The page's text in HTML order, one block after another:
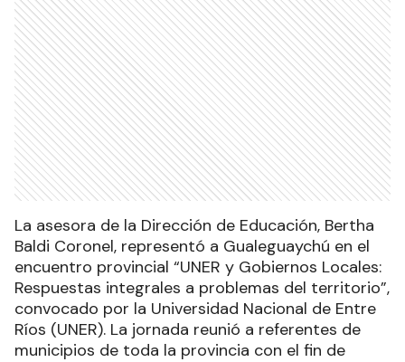
La asesora de la Dirección de Educación, Bertha
Baldi Coronel, representó a Gualeguaychú en el
encuentro provincial “UNER y Gobiernos Locales:
Respuestas integrales a problemas del territorio”,
convocado por la Universidad Nacional de Entre
Ríos (UNER). La jornada reunió a referentes de
municipios de toda la provincia con el fin de